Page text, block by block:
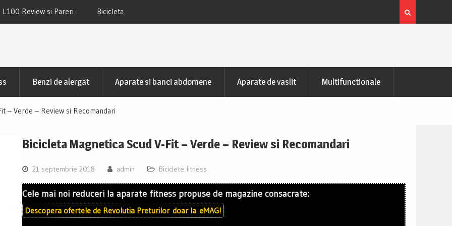
SBK800B Review si Pareri
TECHFIT R400N Review si
Bicicleta indoor cycling FitTronic®
Pareri
Benzi de alergat Aparate si banci abdomene Aparate de vaslit Multifunctionale
– Verde – Review si Recomandari
Bicicleta Magnetica Scud V-Fit – Verde – Review si Recomandari
21 septembrie 2018 admin Biciclete fitness
Cele mai noi reduceri la aparate fitness propuse de magazine consacrate:
Descopera ofertele de Revolutia Preturilor doar la eMAG!